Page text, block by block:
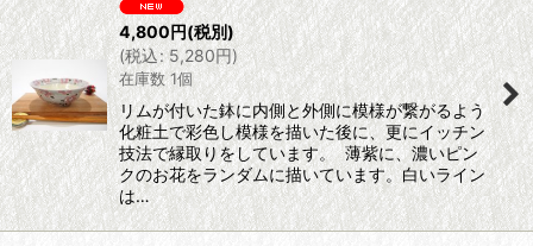
4,800円(税別)
(税込: 5,280円)
在庫数 1個
リムが付いた鉢に内側と外側に模様が繋がるよう
化粧土で彩色し模様を描いた後に、更にイッチン
技法で縁取りをしています。 薄紫に、濃いピン
クのお花をランダムに描いています。白いライン
は…